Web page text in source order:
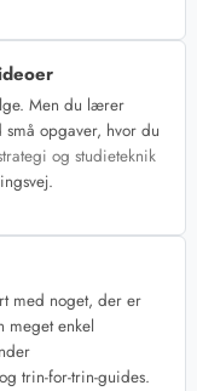
Men du lærer
opgaver, hvor du
og studieteknik
med noget, der er
meget enkel
trin-for-trin-guides.